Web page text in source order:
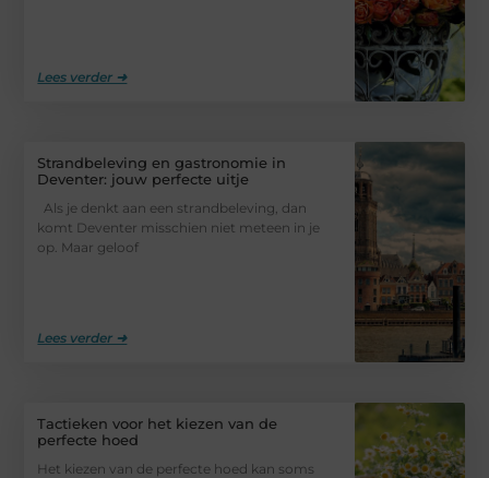
Lees verder ➜
Strandbeleving en gastronomie in
Deventer: jouw perfecte uitje
Als je denkt aan een strandbeleving, dan
komt Deventer misschien niet meteen in je
op. Maar geloof
Lees verder ➜
Tactieken voor het kiezen van de
perfecte hoed
Het kiezen van de perfecte hoed kan soms